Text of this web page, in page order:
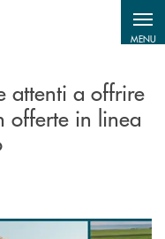
MENU
attenti a offrire
offerte in linea